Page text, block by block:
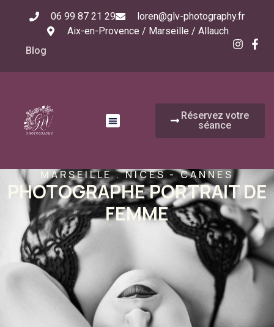
06 99 87 21 29
loren@glv-photography.fr
Aix-en-Provence / Marseille / Allauch
Blog
Réservez votre
séance
MARSEILLE . NICES - CANNES
PHOTOGRAPHE PORTRAIT DE
FEMME